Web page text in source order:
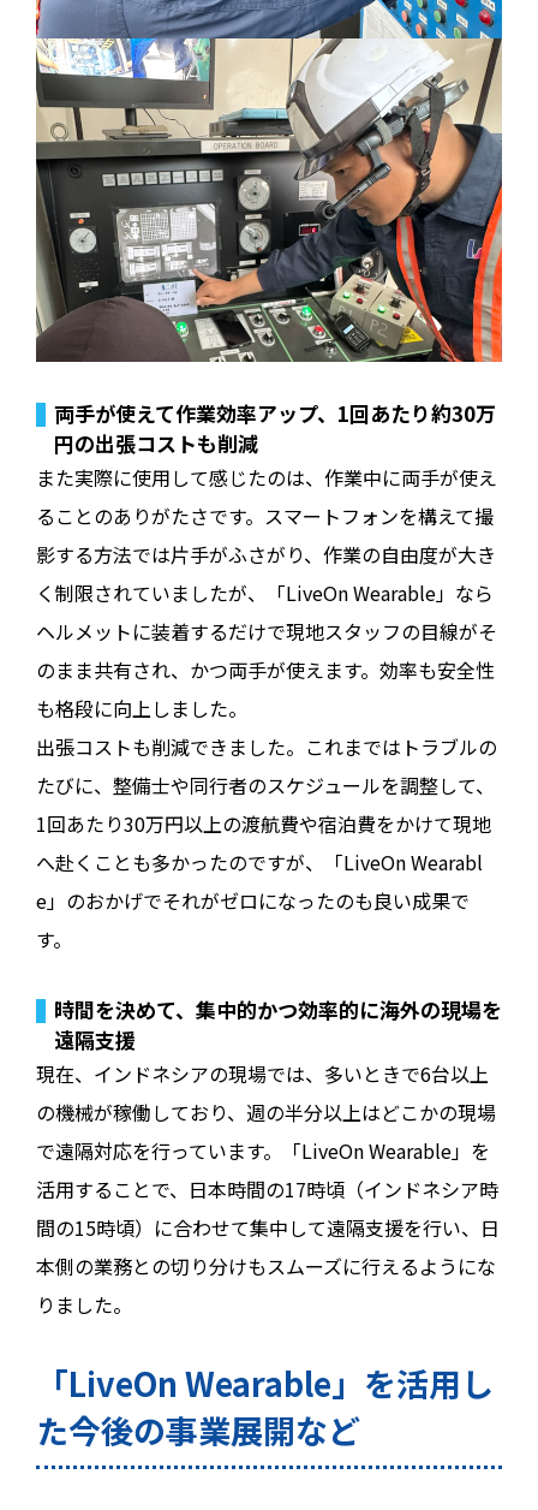
両手が使えて作業効率アップ、1回あたり約30万
円の出張コストも削減
また実際に使用して感じたのは、作業中に両手が使え
ることのありがたさです。スマートフォンを構えて撮
影する方法では片手がふさがり、作業の自由度が大き
く制限されていましたが、「LiveOn Wearable」なら
ヘルメットに装着するだけで現地スタッフの目線がそ
のまま共有され、かつ両手が使えます。効率も安全性
も格段に向上しました。
出張コストも削減できました。これまではトラブルの
たびに、整備士や同行者のスケジュールを調整して、
1回あたり30万円以上の渡航費や宿泊費をかけて現地
へ赴くことも多かったのですが、「LiveOn Wearabl
e」のおかげでそれがゼロになったのも良い成果で
す。
時間を決めて、集中的かつ効率的に海外の現場を
遠隔支援
現在、インドネシアの現場では、多いときで6台以上
の機械が稼働しており、週の半分以上はどこかの現場
で遠隔対応を行っています。「LiveOn Wearable」を
活用することで、日本時間の17時頃（インドネシア時
間の15時頃）に合わせて集中して遠隔支援を行い、日
本側の業務との切り分けもスムーズに行えるようにな
りました。
「LiveOn Wearable」を活用し
た今後の事業展開など